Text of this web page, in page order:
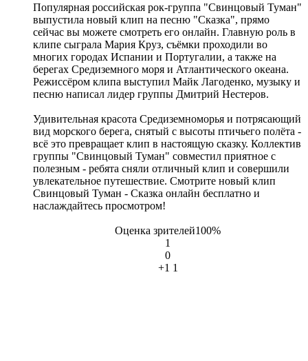
Популярная российская рок-группа "Свинцовый Туман"
выпустила новый клип на песню "Сказка", прямо
сейчас вы можете смотреть его онлайн. Главную роль в
клипе сыграла Мария Круз, съёмки проходили во
многих городах Испании и Португалии, а также на
берегах Средиземного моря и Атлантического океана.
Режиссёром клипа выступил Майк Лагоденко, музыку и
песню написал лидер группы Дмитрий Нестеров.
Удивительная красота Средиземноморья и потрясающий
вид морского берега, снятый с высоты птичьего полёта -
всё это превращает клип в настоящую сказку. Коллектив
группы "Свинцовый Туман" совместил приятное с
полезным - ребята сняли отличный клип и совершили
увлекательное путешествие. Смотрите новый клип
Свинцовый Туман - Сказка онлайн бесплатно и
наслаждайтесь просмотром!
Оценка зрителей100%
1
0
+1 1